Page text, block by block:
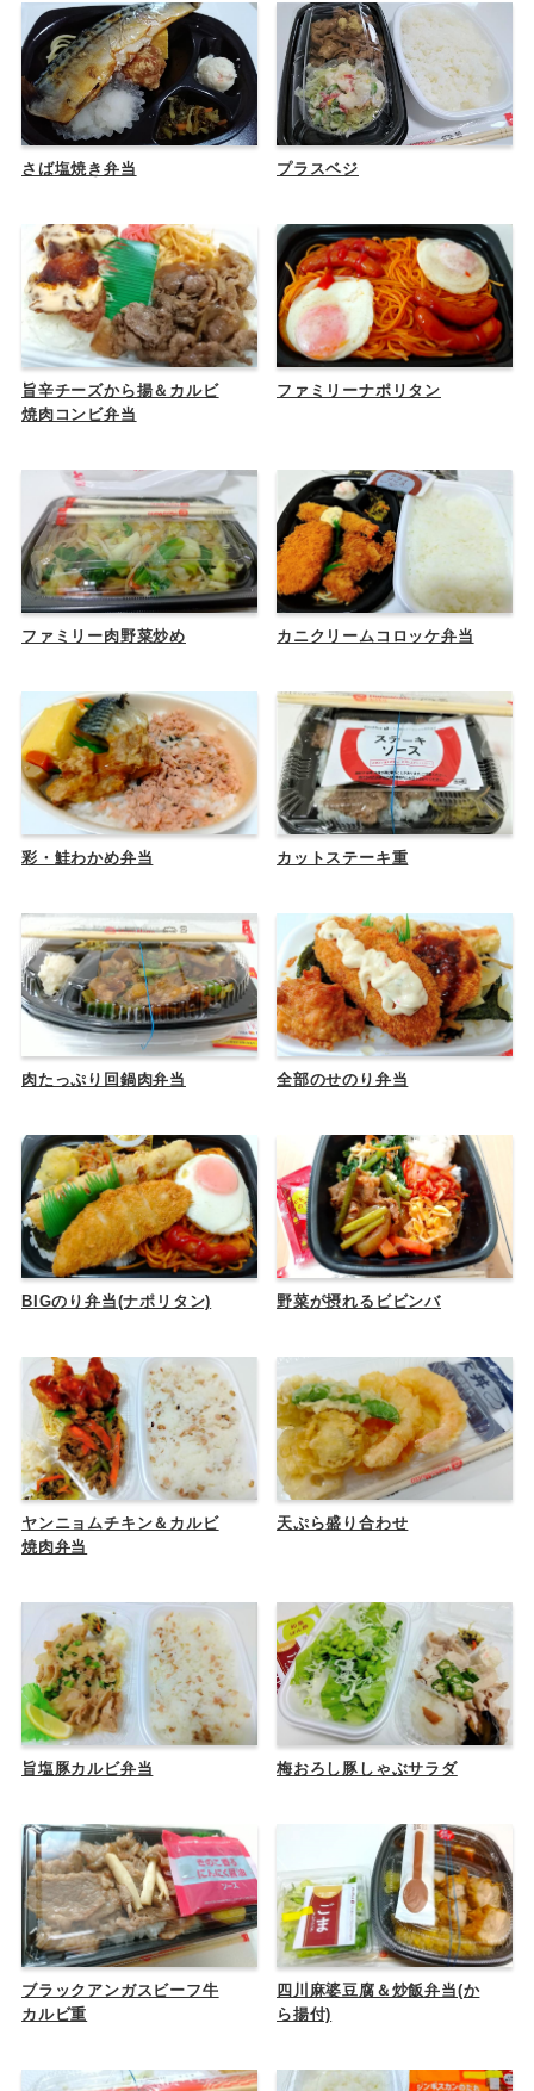
さば塩焼き弁当 プラスベジ
旨辛チーズから揚＆カルビ
焼肉コンビ弁当
ファミリーナポリタン
ファミリー肉野菜炒め カニクリームコロッケ弁当
彩・鮭わかめ弁当 カットステーキ重
肉たっぷり回鍋肉弁当 全部のせのり弁当
BIGのり弁当(ナポリタン) 野菜が摂れるビビンバ
ヤンニョムチキン＆カルビ
焼肉弁当
天ぷら盛り合わせ
旨塩豚カルビ弁当 梅おろし豚しゃぶサラダ
ブラックアンガスビーフ牛
カルビ重
四川麻婆豆腐＆炒飯弁当(か
ら揚付)